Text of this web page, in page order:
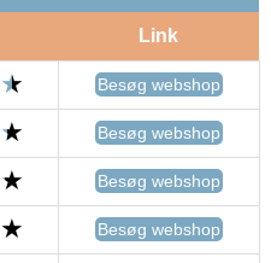
Link
Besøg webshop
Besøg webshop
Besøg webshop
Besøg webshop